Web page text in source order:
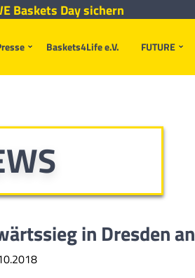
Baskets4Life e.V. FUTURE
Baskets Day sichern
in Dresden an